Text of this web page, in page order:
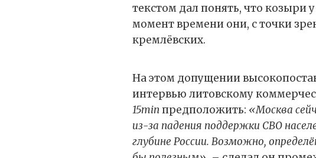
текстом дал понять, что козыри
момент времени они, с точки
кремлёвских.
На этом допущении
интервью литовскому
15minпредположить: «Москва
из-за падения поддержки СВО
глубине России. Возможно,